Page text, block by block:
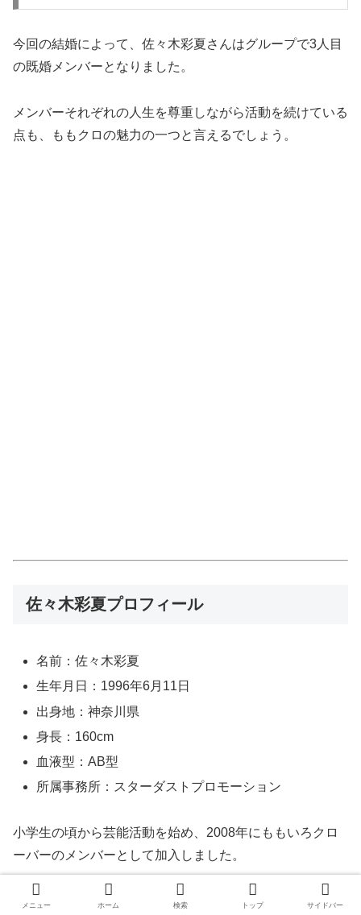
今回の結婚によって、佐々木彩夏さんはグループで3人目
の既婚メンバーとなりました。
メンバーそれぞれの人生を尊重しながら活動を続けている
点も、ももクロの魅力の一つと言えるでしょう。
佐々木彩夏プロフィール
名前：佐々木彩夏
生年月日：1996年6月11日
出身地：神奈川県
身長：160cm
血液型：AB型
所属事務所：スターダストプロモーション
小学生の頃から芸能活動を始め、2008年にももいろクロ
ーバーのメンバーとして加入しました。
グループではピンク担当として人気を集め、現在もソロラ
メニュー ホーム 検索 トップ サイドバー